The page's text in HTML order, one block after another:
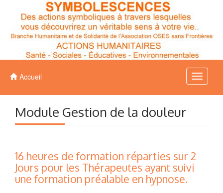
MENU
Accueil
Module Gestion de la douleur
16 heures de formation réparties sur 2
Jours pour les Thérapeutes ayant suivi
une formation préalable en hypnose.